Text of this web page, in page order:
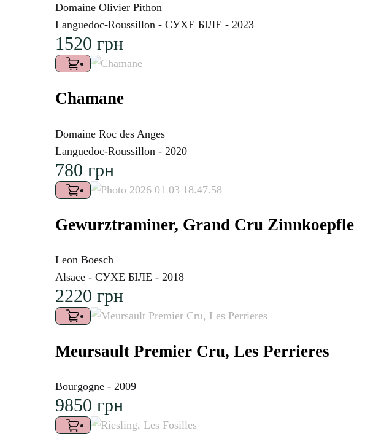
Domaine Olivier Pithon
Languedoc-Roussillon - СУХЕ БІЛЕ - 2023
1520 грн
Chamane
Domaine Roc des Anges
Languedoc-Roussillon - 2020
780 грн
Gewurztraminer, Grand Cru Zinnkoepfle
Leon Boesch
Alsace - СУХЕ БІЛЕ - 2018
2220 грн
Meursault Premier Cru, Les Perrieres
Bourgogne - 2009
9850 грн